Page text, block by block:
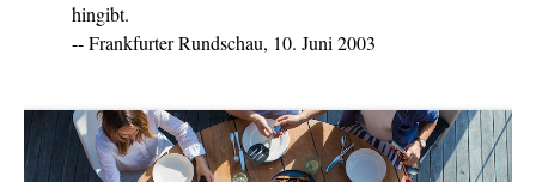
hingibt.
-- Frankfurter Rundschau, 10. Juni 2003